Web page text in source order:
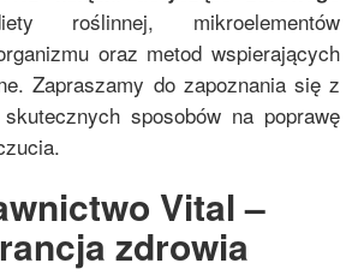
roślinnej, mikroelementów
oraz metod wspierających
Zapraszamy do zapoznania się z
sposobów na poprawę
Vital –
zdrowia